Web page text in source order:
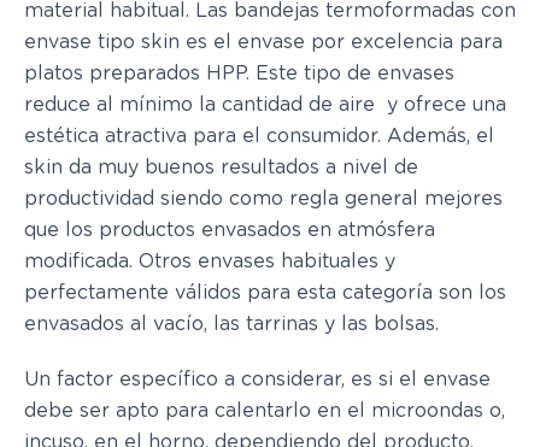
material habitual. Las bandejas termoformadas con
envase tipo skin es el envase por excelencia para
platos preparados HPP. Este tipo de envases
reduce al mínimo la cantidad de aire y ofrece una
estética atractiva para el consumidor. Además, el
skin da muy buenos resultados a nivel de
productividad siendo como regla general mejores
que los productos envasados en atmósfera
modificada. Otros envases habituales y
perfectamente válidos para esta categoría son los
envasados al vacío, las tarrinas y las bolsas.
Un factor específico a considerar, es si el envase
debe ser apto para calentarlo en el microondas o,
incuso, en el horno, dependiendo del producto.